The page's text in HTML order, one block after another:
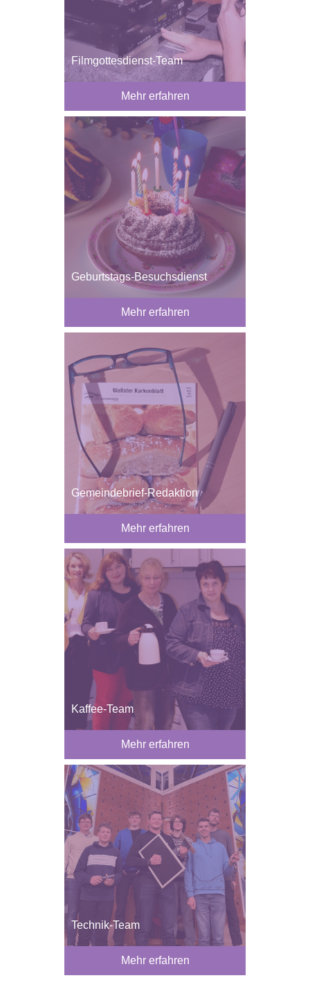
Filmgottesdienst-Team
Mehr erfahren
Geburtstags-Besuchsdienst
Mehr erfahren
Gemeindebrief-Redaktion
Mehr erfahren
Kaffee-Team
Mehr erfahren
Technik-Team
Mehr erfahren